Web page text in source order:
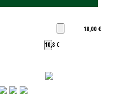
18,00 €
10,8 €